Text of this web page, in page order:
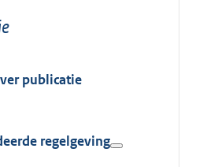
publicatie
regelgeving